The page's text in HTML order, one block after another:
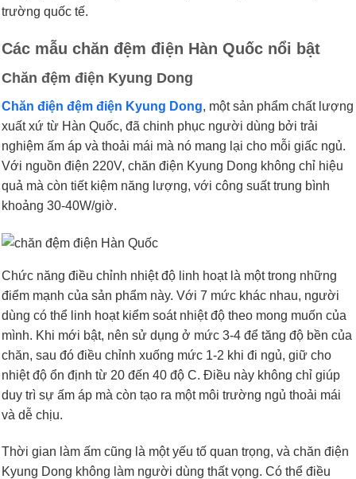
trường quốc tế.
Các mẫu chăn đệm điện Hàn Quốc nổi bật
Chăn đệm điện Kyung Dong
Chăn điện đệm điện Kyung Dong, một sản phẩm chất lượng
xuất xứ từ Hàn Quốc, đã chinh phục người dùng bởi trải
nghiệm ấm áp và thoải mái mà nó mang lại cho mỗi giấc ngủ.
Với nguồn điện 220V, chăn điện Kyung Dong không chỉ hiệu
quả mà còn tiết kiệm năng lượng, với công suất trung bình
khoảng 30-40W/giờ.
Chức năng điều chỉnh nhiệt độ linh hoạt là một trong những
điểm mạnh của sản phẩm này. Với 7 mức khác nhau, người
dùng có thể linh hoạt kiểm soát nhiệt độ theo mong muốn của
mình. Khi mới bật, nên sử dụng ở mức 3-4 để tăng độ bền của
chăn, sau đó điều chỉnh xuống mức 1-2 khi đi ngủ, giữ cho
nhiệt độ ổn định từ 20 đến 40 độ C. Điều này không chỉ giúp
duy trì sự ấm áp mà còn tạo ra một môi trường ngủ thoải mái
và dễ chịu.
Thời gian làm ấm cũng là một yếu tố quan trọng, và chăn điện
Kyung Dong không làm người dùng thất vọng. Có thể điều